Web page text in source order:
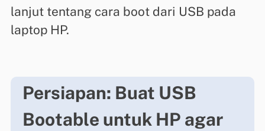
lanjut tentang cara boot dari USB pada
laptop HP.
Persiapan: Buat USB
Bootable untuk HP agar